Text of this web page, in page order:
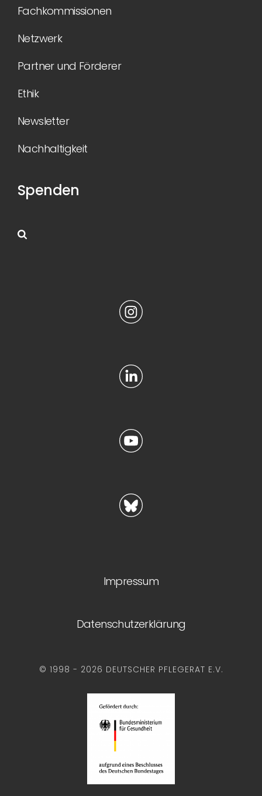
Fachkommissionen
Netzwerk
Partner und Förderer
Ethik
Newsletter
Nachhaltigkeit
Spenden
Impressum
Datenschutzerklärung
© 1998 - 2026 DEUTSCHER PFLEGERAT E.V.